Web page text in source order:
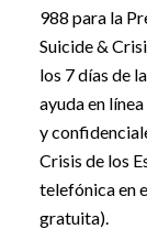
988 para la
Suicide &
los 7 días de
ayuda en
y
Crisis de los
telefónica en
gratuita).